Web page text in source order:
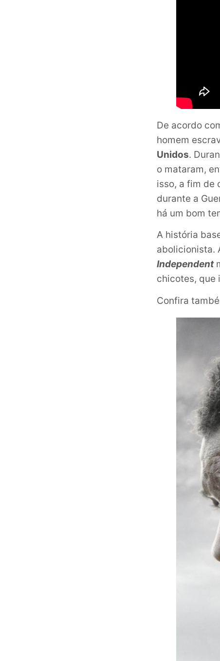
De acordo
homem
Unidos.
o mataram,
isso, a fim de
durante a
há um bom
A história
abolicionista.
Independent
chicotes, que
Confira